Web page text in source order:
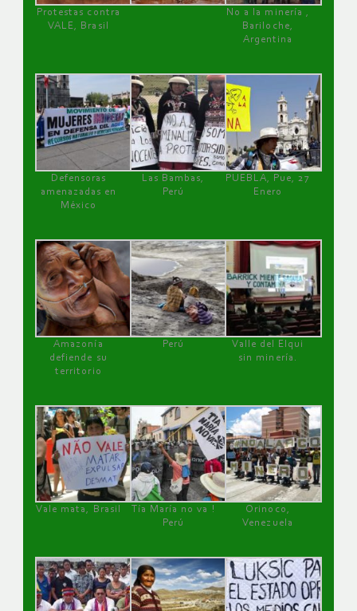
Protestas contra
VALE, Brasil
No a la minería ,
Bariloche,
Argentina
Defensoras
amenazadas en
México
Las Bambas,
Perú
PUEBLA, Pue, 27
Enero
Amazonía
defiende su
territorio
Perú
Valle del Elqui
sin minería.
Vale mata, Brasil
Tía María no va !
Perú
Orinoco,
Venezuela